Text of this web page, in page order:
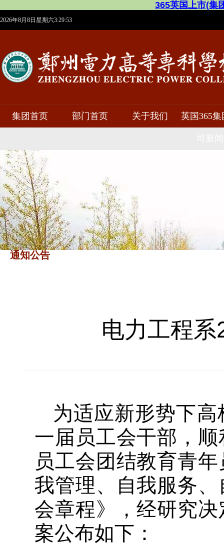
365英国上市(集
2026年8月8日星期六3:29:54
集团首页 部门首页 关于我们 英国365集
通知公告
电力工程
为适应新形势下
一届员工会干部，
员工会团结教育青
我管理、自我服务
会章程》，经研究
案公布如下：